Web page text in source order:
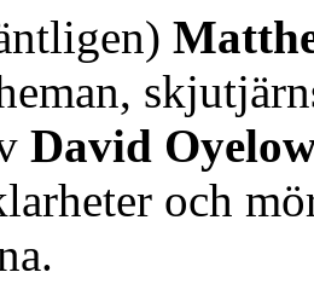
David
och